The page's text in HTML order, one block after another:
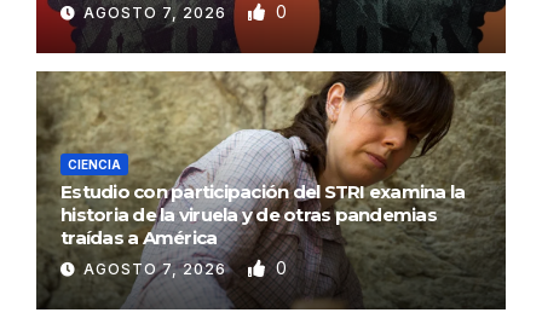
AGOSTO 7, 2026 0
CIENCIA
Estudio con participación del STRI examina la
historia de la viruela y de otras pandemias
traídas a América
AGOSTO 7, 2026 0